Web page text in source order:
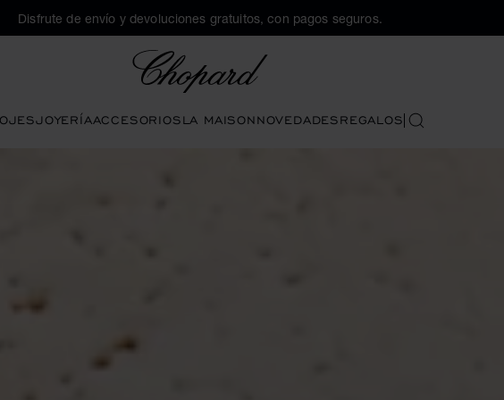
Disfrute de envío y devoluciones gratuitos, con pagos seguros.
JOYERÍAACCESORIOSLA MAISONNOVEDADESREGALOSBUSCAR